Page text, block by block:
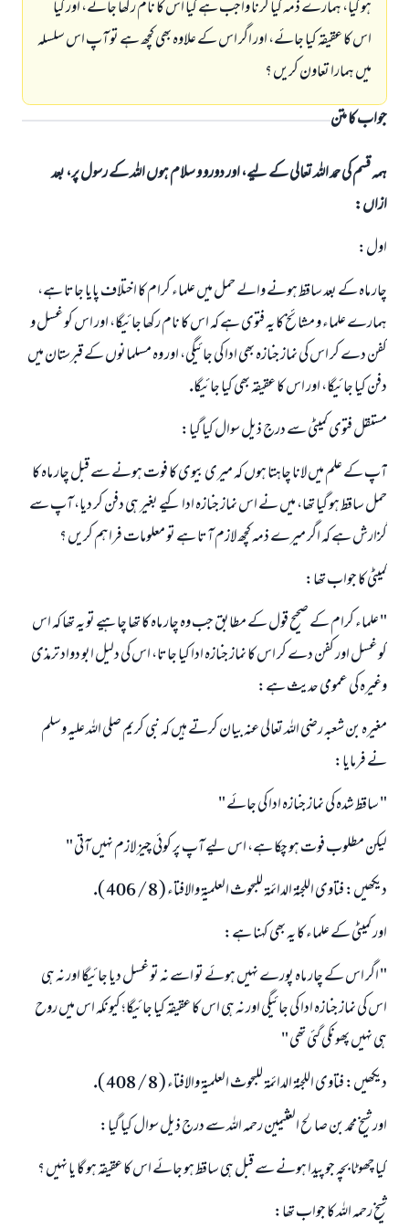
ہو گيا، ہمارے ذمہ كيا كرنا واجب ہے كيا اس كا نام ركھا جائے، اور كيا
اس كا عقيقہ كيا جائے، اور اگر اس كے علاوہ بھى كچھ ہے تو آپ اس سلسلہ
ميں ہمارا تعاون كريں ؟
جواب کا متن
ہمہ قسم کی حمد اللہ تعالی کے لیے، اور دورو و سلام ہوں اللہ کے رسول پر، بعد
ازاں:
اول:
چار ماہ كے بعد ساقط ہونے والے حمل ميں علماء كرام كا اختلاف پايا جاتا ہے،
ہمارے علماء و مشائخ كا يہ فتوى ہے كہ اس كا نام ركھا جائيگا، اور اس كو غسل و
كفن دے كر اس كى نماز جنازہ بھى ادا كى جائيگى، اور وہ مسلمانوں كے قبرستان ميں
دفن كيا جائيگا، اور اس كا عقيقہ بھى كيا جائيگا.
مستقل فتوى كميٹى سے درج ذيل سوال كيا گيا:
آپ كے علم ميں لانا چاہتا ہوں كہ ميرى بيوى كا فوت ہونے سے قبل چار ماہ كا
حمل ساقط ہو گيا تھا، ميں نے اس نماز جنازہ ادا كيے بغير ہى دفن كر ديا، آپ سے
گزارش ہے كہ اگر ميرے ذمہ كچھ لازم آتا ہے تو معلومات فراہم كريں ؟
كميٹى كا جواب تھا:
" علماء كرام كے صحيح قول كے مطابق جب وہ چار ماہ كا تھا چاہيے تو يہ تھا كہ اس
كو غسل اور كفن دے كر اس كا نماز جنازہ ادا كيا جاتا، اس كى دليل ابو دواد ترمذى
وغيرہ كى عمومى حديث ہے:
مغيرہ بن شعبہ رضى اللہ تعالى عنہ بيان كرتے ہيں كہ نبى كريم صلى اللہ عليہ وسلم
نے فرمايا:
" ساقط شدہ كى نماز جنازہ ادا كى جائے "
ليكن مطلوب فوت ہو چكا ہے، اس ليے آپ پر كوئى چيز لازم نہيں آتى "
ديكھيں: فتاوى اللجنۃ الدائمۃ للبحوث العلميۃ والافتاء ( 8 / 406 ).
اور كميٹى كے علماء كا يہ بھى كہنا ہے:
" اگر اس كے چار ماہ پورے نہيں ہوئے تو اسے نہ تو غسل ديا جائيگا اور نہ ہى
اس كى نماز جنازہ ادا كى جائيگى اور نہ ہى اس كا عقيقہ كيا جائيگا؛ كيونكہ اس ميں روح
ہى نہيں پھونكى گئى تھى "
ديكھيں: فتاوى اللجنۃ الدائمۃ للبحوث العلميۃ والافتاء ( 8 / 408 ).
اور شيخ محمد بن صالح العثيمين رحمہ اللہ سے درج ذيل سوال كيا گيا:
كيا چھوٹا بچہ جو پيدا ہونے سے قبل ہى ساقط ہو جائے اس كا عقيقہ ہو گا يا نہيں ؟
شيخ رحمہ اللہ كا جواب تھا: